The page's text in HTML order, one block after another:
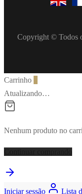
Copyright © Todos
Carrinho
Atualizando…
Nenhum produto no
Iniciar sessão
Lista